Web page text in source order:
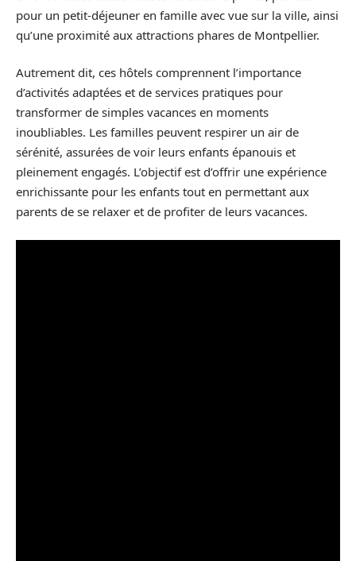
pour un petit-déjeuner en famille avec vue sur la ville, ainsi
qu’une proximité aux attractions phares de Montpellier.
Autrement dit, ces hôtels comprennent l’importance
d’activités adaptées et de services pratiques pour
transformer de simples vacances en moments
inoubliables. Les familles peuvent respirer un air de
sérénité, assurées de voir leurs enfants épanouis et
pleinement engagés. L’objectif est d’offrir une expérience
enrichissante pour les enfants tout en permettant aux
parents de se relaxer et de profiter de leurs vacances.